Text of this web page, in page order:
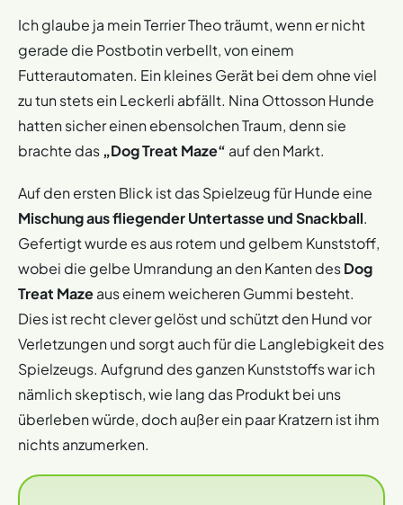
Ich glaube ja mein Terrier Theo träumt, wenn er nicht
gerade die Postbotin verbellt, von einem
Futterautomaten. Ein kleines Gerät bei dem ohne viel
zu tun stets ein Leckerli abfällt. Nina Ottosson Hunde
hatten sicher einen ebensolchen Traum, denn sie
brachte das „Dog Treat Maze“ auf den Markt.
Auf den ersten Blick ist das Spielzeug für Hunde eine
Mischung aus fliegender Untertasse und Snackball.
Gefertigt wurde es aus rotem und gelbem Kunststoff,
wobei die gelbe Umrandung an den Kanten desDog
Treat Mazeaus einem weicheren Gummi besteht.
Dies ist recht clever gelöst und schützt den Hund vor
Verletzungen und sorgt auch für die Langlebigkeit des
Spielzeugs. Aufgrund des ganzen Kunststoffs war ich
nämlich skeptisch, wie lang das Produkt bei uns
überleben würde, doch außer ein paar Kratzern ist ihm
nichts anzumerken.